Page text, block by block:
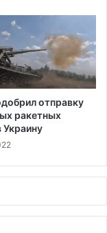
отправку
ракетных
Украину